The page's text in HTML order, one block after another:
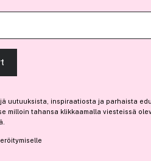
Gentle Cleansing Gel
uutuuksista, inspiraatiosta ja parhaista
milloin tahansa klikkaamalla viesteissä